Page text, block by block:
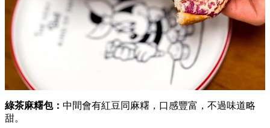
綠茶麻糬包： 中間會有紅豆同麻糬，口感豐富，不過味道略
甜。